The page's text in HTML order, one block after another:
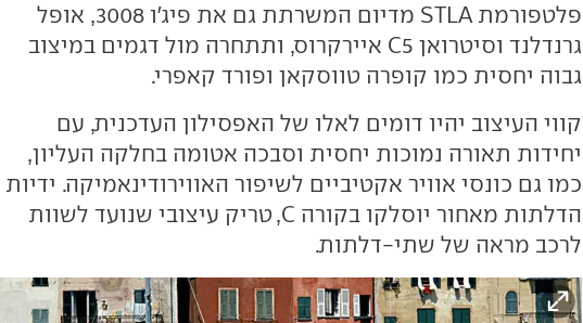
פלטפורמת STLA מדיום המשרתת גם את פיג'ו 3008, אופל
גרנדלנד וסיטרואן C5 איירקרוס, ותתחרה מול דגמים במיצוב
גבוה יחסית כמו קופרה טווסקאן ופורד קאפרי.
קווי העיצוב יהיו דומים לאלו של האפסילון העדכנית, עם
יחידות תאורה נמוכות יחסית וסבכה אטומה בחלקה העליון,
כמו גם כונסי אוויר אקטיביים לשיפור האווירודינאמיקה. ידיות
הדלתות מאחור יוסלקו בקורה C, טריק עיצובי שנועד לשוות
לרכב מראה של שתי-דלתות.